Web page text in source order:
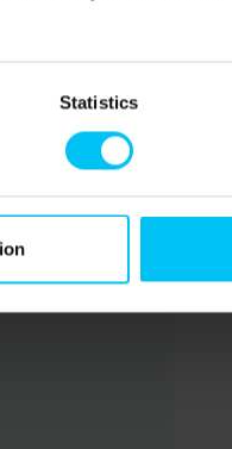
Statistics
in Skagen.